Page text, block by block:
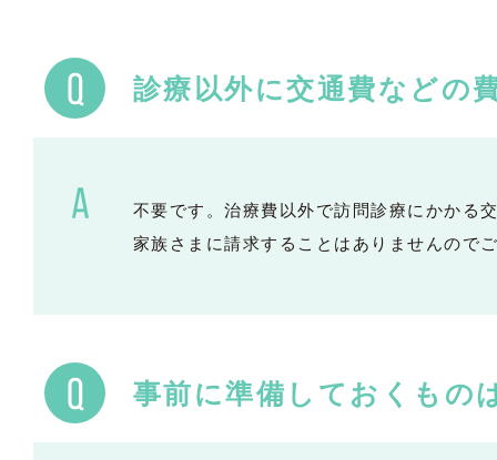
診療以外に交通費などの
不要です。治療費以外で訪問診療にかかる
家族さまに請求することはありませんので
事前に準備しておくもの